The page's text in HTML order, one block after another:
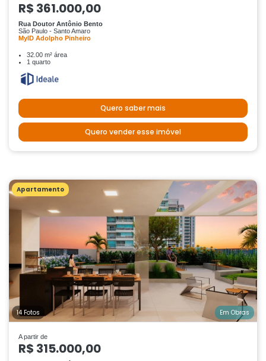
R$ 361.000,00
Rua Doutor Antônio Bento
São Paulo - Santo Amaro
MyID Adolpho Pinheiro
32.00 m² área
1 quarto
Quero saber mais
Quero vender esse imóvel
Apartamento
14 Fotos Em Obras
A partir de
R$ 315.000,00